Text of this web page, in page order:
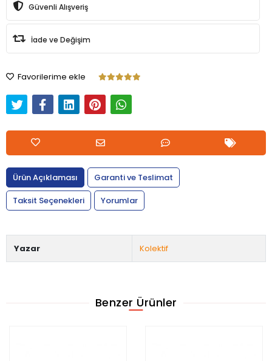
Güvenli Alışveriş
İade ve Değişim
Favorilerime ekle
Ürün Açıklaması
Garanti ve Teslimat
Taksit Seçenekleri
Yorumlar
Yazar Kolektif
Benzer Ürünler